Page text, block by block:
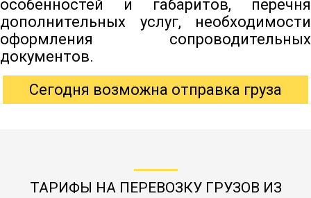
особенностей и габаритов, перечня
дополнительных услуг, необходимости
оформления сопроводительных
документов.
Сегодня возможна отправка груза
ТАРИФЫ НА ПЕРЕВОЗКУ ГРУЗОВ ИЗ